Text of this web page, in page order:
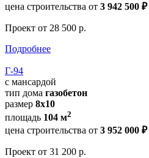
цена строительства от 3 942 500 ₽
Проект от 28 500 р.
Подробнее
Г-94
с мансардой
тип дома газобетон
размер 8x10
площадь 104 м2
цена строительства от 3 952 000 ₽
Проект от 31 200 р.